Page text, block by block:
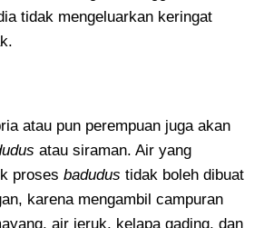
tidak mengeluarkan keringat
atau pun perempuan juga akan
atau siraman. Air yang
proses badudus tidak boleh dibuat
karena mengambil campuran
air jeruk, kelapa gading, dan